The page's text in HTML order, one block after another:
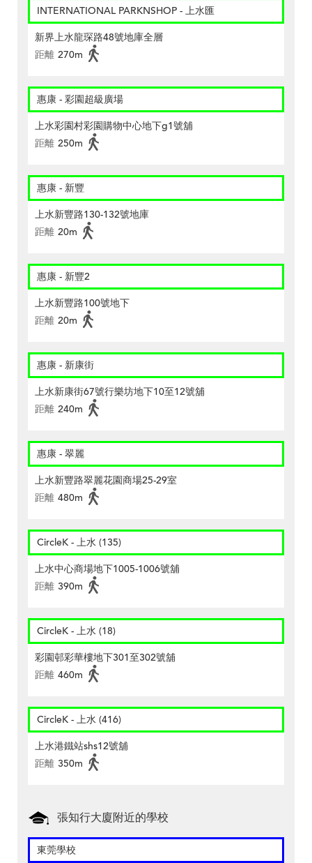
INTERNATIONAL PARKNSHOP - 上水匯
新界上水龍琛路48號地庫全層
距離 270m
惠康 - 彩園超級廣場
上水彩園村彩園購物中心地下g1號舖
距離 250m
惠康 - 新豐
上水新豐路130-132號地庫
距離 20m
惠康 - 新豐2
上水新豐路100號地下
距離 20m
惠康 - 新康街
上水新康街67號行樂坊地下10至12號舖
距離 240m
惠康 - 翠麗
上水新豐路翠麗花園商場25-29室
距離 480m
CircleK - 上水 (135)
上水中心商場地下1005-1006號舖
距離 390m
CircleK - 上水 (18)
彩園邨彩華樓地下301至302號舖
距離 460m
CircleK - 上水 (416)
上水港鐵站shs12號舖
距離 350m
張知行大廈附近的學校
東莞學校